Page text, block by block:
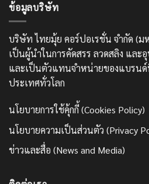
ข้อมูลบริษัท
บริษัท ไทยมุ้ย คอร์ปอเรชั่น จำกัด (ม
เป็นผู้นำในการคัดสรร ลวดสลิง แล
และเป็นตัวแทนจำหน่ายของแบรนด์
ประเทศทั่วโลก
นโยบายการใช้คุ้กกี้ (Cookies Policy)
นโยบายความเป็นส่วนตัว (Privacy
ข่าวและสื่อ (News and Media)